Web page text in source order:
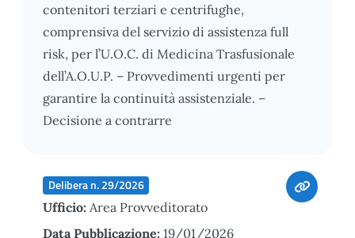
contenitori terziari e centrifughe,
comprensiva del servizio di assistenza full
risk, per l’U.O.C. di Medicina Trasfusionale
dell’A.O.U.P. – Provvedimenti urgenti per
garantire la continuità assistenziale. –
Decisione a contrarre
Delibera n. 29/2026
Ufficio: Area Provveditorato
Data Pubblicazione: 19/01/2026